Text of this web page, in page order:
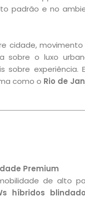
padrão e no
cidade, movimento
sobre o luxo
sobre experiência.
como o Rio de
Premium
de alto
híbridos